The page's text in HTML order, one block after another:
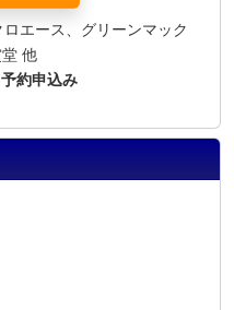
エース、グリーンマック
他
約申込み